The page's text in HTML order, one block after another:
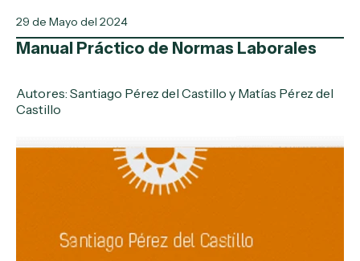
29 de Mayo del 2024
Manual Práctico de Normas Laborales
Autores: Santiago Pérez del Castillo y Matías Pérez del
Castillo